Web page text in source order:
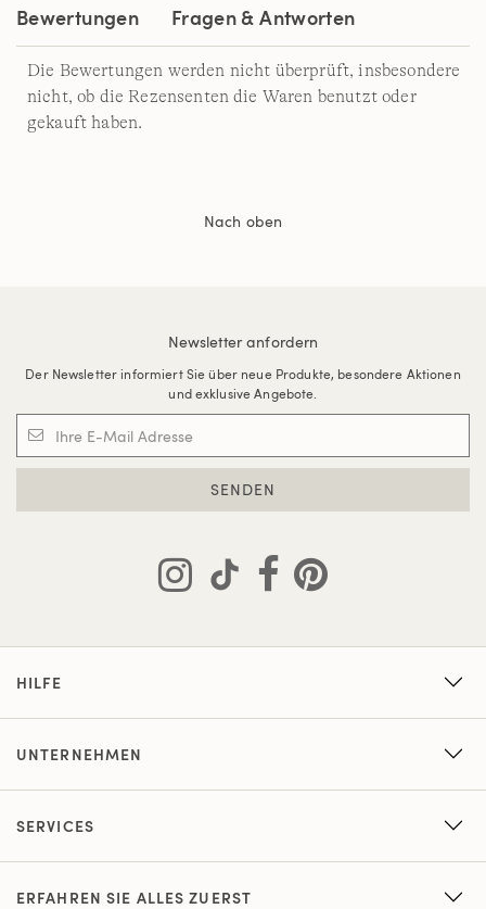
Bewertungen Fragen & Antworten
Die Bewertungen werden nicht überprüft, insbesondere
nicht, ob die Rezensenten die Waren benutzt oder
gekauft haben.
Nach oben
Newsletter anfordern
Der Newsletter informiert Sie über neue Produkte, besondere Aktionen
und exklusive Angebote.
SENDEN
HILFE
UNTERNEHMEN
SERVICES
ERFAHREN SIE ALLES ZUERST